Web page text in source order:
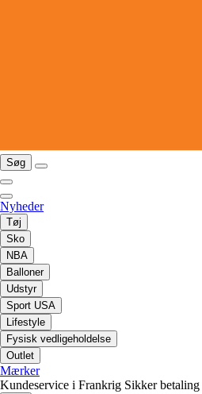
Søg
Nyheder
Tøj
Sko
NBA
Balloner
Udstyr
Sport USA
Lifestyle
Fysisk vedligeholdelse
Outlet
Mærker
Kundeservice i Frankrig Sikker betaling